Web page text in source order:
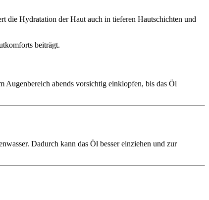
die Hydratation der Haut auch in tieferen Hautschichten und
beiträgt.
Augenbereich abends vorsichtig einklopfen, bis das Öl
Dadurch kann das Öl besser einziehen und zur